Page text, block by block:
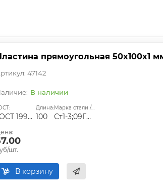
прямоугольная 50х100х1
47142
В наличии
ГОСТ 19903-74;ГОСТ 14637-89
Длина:
100
Марка стали / сплава:
Ст1-3;09Г2С;Ст45
шт.
В корзину